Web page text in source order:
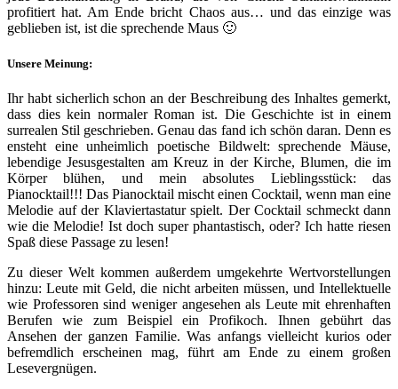
profitiert hat. Am Ende bricht Chaos aus… und das einzige was
geblieben ist, ist die sprechende Maus 🙂
Unsere Meinung:
Ihr habt sicherlich schon an der Beschreibung des Inhaltes gemerkt,
dass dies kein normaler Roman ist. Die Geschichte ist in einem
surrealen Stil geschrieben. Genau das fand ich schön daran. Denn es
ensteht eine unheimlich poetische Bildwelt: sprechende Mäuse,
lebendige Jesusgestalten am Kreuz in der Kirche, Blumen, die im
Körper blühen, und mein absolutes Lieblingsstück: das
Pianocktail!!! Das Pianocktail mischt einen Cocktail, wenn man eine
Melodie auf der Klaviertastatur spielt. Der Cocktail schmeckt dann
wie die Melodie! Ist doch super phantastisch, oder? Ich hatte riesen
Spaß diese Passage zu lesen!
Zu dieser Welt kommen außerdem umgekehrte Wertvorstellungen
hinzu: Leute mit Geld, die nicht arbeiten müssen, und Intellektuelle
wie Professoren sind weniger angesehen als Leute mit ehrenhaften
Berufen wie zum Beispiel ein Profikoch. Ihnen gebührt das
Ansehen der ganzen Familie. Was anfangs vielleicht kurios oder
befremdlich erscheinen mag, führt am Ende zu einem großen
Lesevergnügen.